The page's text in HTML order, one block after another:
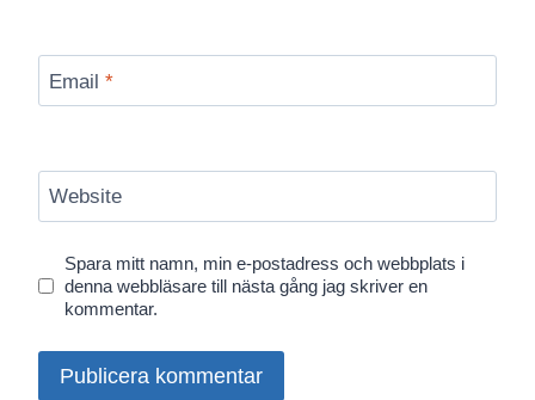
Email *
Website
Spara mitt namn, min e-postadress och webbplats i
denna webbläsare till nästa gång jag skriver en
kommentar.